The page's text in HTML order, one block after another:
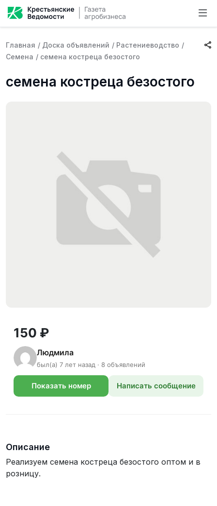
Главная / Доска объявлений / Растениеводство /
Семена / семена костреца безостого
семена костреца безостого
150 ₽
Людмила
был(а) 7 лет назад · 8 объявлений
Показать номер Написать сообщение
Описание
Реализуем семена костреца безостого оптом и в
розницу.